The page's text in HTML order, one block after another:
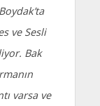
ve Sesli
Bak
varsa ve